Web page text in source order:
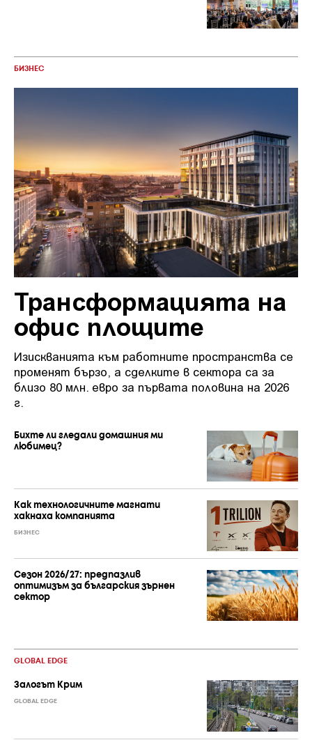
БИЗНЕС
Трансформацията на
офис площите
Изискванията към работните пространства се
променят бързо, а сделките в сектора са за
близо 80 млн. евро за първата половина на 2026
г.
Бихте ли гледали домашния ми
любимец?
Как технологичните магнати
хакнаха компанията
БИЗНЕС
Сезон 2026/27: предпазлив
оптимизъм за българския зърнен
сектор
GLOBAL EDGE
Залогът Крим
GLOBAL EDGE